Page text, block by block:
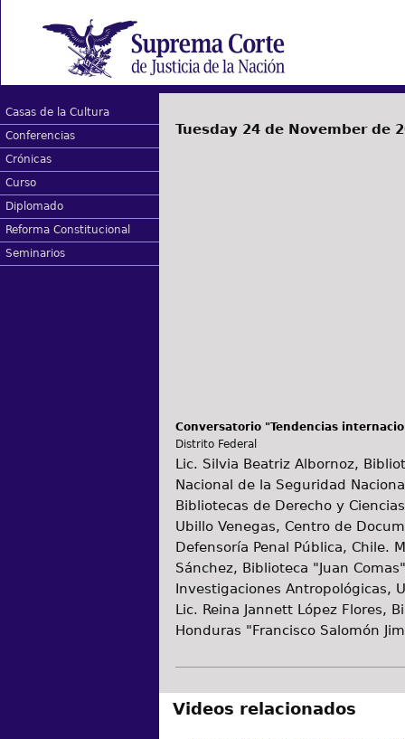
Casas de la Cultura
Conferencias
Crónicas
Curso
Diplomado
Reforma Constitucional
Seminarios
Tuesday 24 de November de
Conversatorio "Tendencias
Distrito Federal
Lic. Silvia Beatriz Albornoz,
Nacional de la Seguridad
Bibliotecas de Derecho y
Ubillo Venegas, Centro de
Defensoría Penal Pública, Chile.
Sánchez, Biblioteca "Juan
Investigaciones Antropológicas,
Lic. Reina Jannett López Flores,
Honduras "Francisco Salomón
Videos relacionados